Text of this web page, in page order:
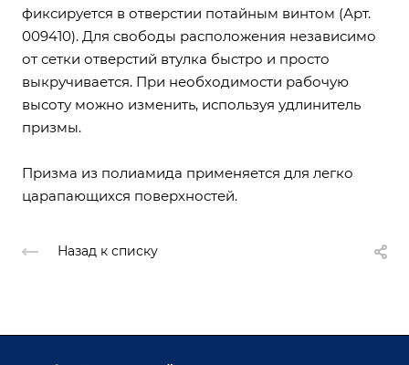
фиксируется в отверстии потайным винтом (Арт.
009410). Для свободы расположения независимо
от сетки отверстий втулка быстро и просто
выкручивается. При необходимости рабочую
высоту можно изменить, используя удлинитель
призмы.
Призма из полиамида применяется для легко
царапающихся поверхностей.
Назад к списку